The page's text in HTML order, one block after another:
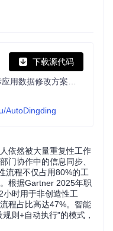
下载源代码
AutoDingding
依然被大量重复性工作
门协作中的信息同步、
流程不仅占用80%的工
根据Gartner 2025年职
时用于非创造性工
程占比高达47%。智能
则+自动执行"的模式，